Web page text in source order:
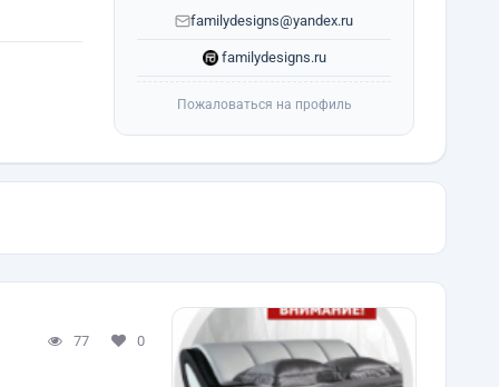
familydesigns@yandex.ru
familydesigns.ru
Пожаловаться на профиль
77 0